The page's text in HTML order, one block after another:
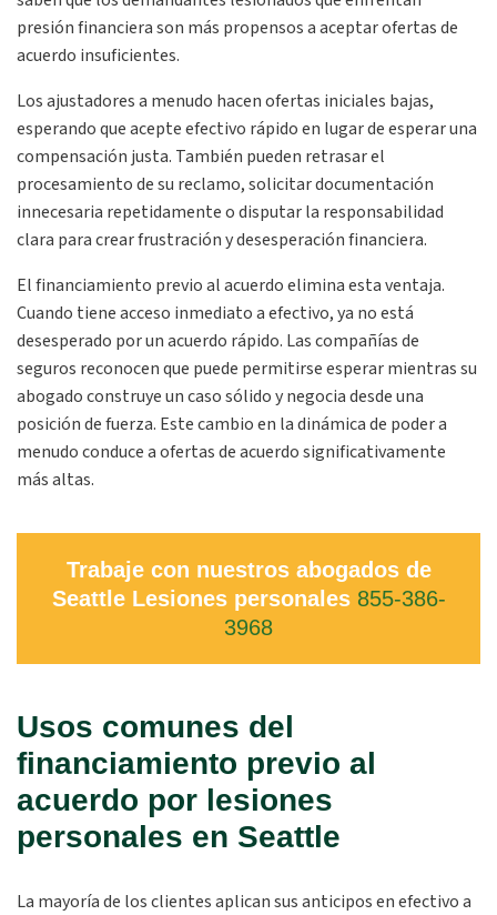
presión financiera son más propensos a aceptar ofertas de
acuerdo insuficientes.
Los ajustadores a menudo hacen ofertas iniciales bajas,
esperando que acepte efectivo rápido en lugar de esperar una
compensación justa. También pueden retrasar el
procesamiento de su reclamo, solicitar documentación
innecesaria repetidamente o disputar la responsabilidad
clara para crear frustración y desesperación financiera.
El financiamiento previo al acuerdo elimina esta ventaja.
Cuando tiene acceso inmediato a efectivo, ya no está
desesperado por un acuerdo rápido. Las compañías de
seguros reconocen que puede permitirse esperar mientras su
abogado construye un caso sólido y negocia desde una
posición de fuerza. Este cambio en la dinámica de poder a
menudo conduce a ofertas de acuerdo significativamente
más altas.
Trabaje con nuestros abogados de
Seattle Lesiones personales 855-386-
3968
Usos comunes del
financiamiento previo al
acuerdo por lesiones
personales en Seattle
La mayoría de los clientes aplican sus anticipos en efectivo a